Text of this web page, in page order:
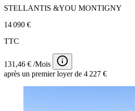
STELLANTIS &YOU MONTIGNY
14 090 €
TTC
131,46 € /Mois
après un premier loyer de 4 227 €